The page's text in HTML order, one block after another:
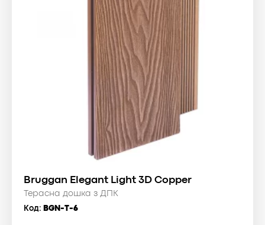
Bruggan Elegant Light 3D Copper
Терасна дошка з ДПК
Код: BGN-T-6